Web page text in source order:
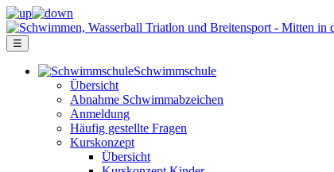
☰
Schwimm­schule
Übersicht
Ab­nah­me Schwimm­ab­zei­chen
Anmeldung
Häufig gestellte Fragen
Kurs­konzept
Übersicht